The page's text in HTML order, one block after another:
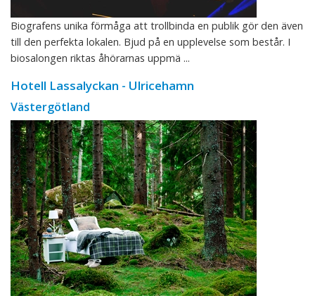
Biografens unika förmåga att trollbinda en publik gör den även
till den perfekta lokalen. Bjud på en upplevelse som består. I
biosalongen riktas åhörarnas uppmä ...
Hotell Lassalyckan - Ulricehamn
Västergötland